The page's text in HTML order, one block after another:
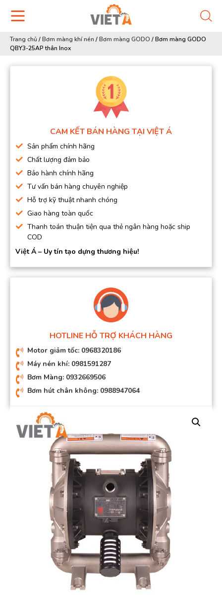
Trang chủ /Bơm màng khí nén /Bơm màng GODO /Bơm màng GODO
QBY3-25AP thân Inox
CAM KẾT BÁN HÀNG TẠI VIỆT Á
Sản phẩm chính hãng
Chất lượng đảm bảo
Bảo hành chính hãng
Tư vấn bán hàng chuyên nghiệp
Hỗ trợ kỹ thuật nhanh chóng
Giao hàng toàn quốc
Thanh toán thuận tiện qua thẻ ngân hàng hoặc ship
COD
Việt Á – Uy tín tạo dựng thương hiệu!
HOTLINE HỖ TRỢ KHÁCH HÀNG
Motor giảm tốc: 0968320186
Máy nén khí: 0981591287
Bơm Màng: 0932669506
Bơm hút chân không: 0988947064